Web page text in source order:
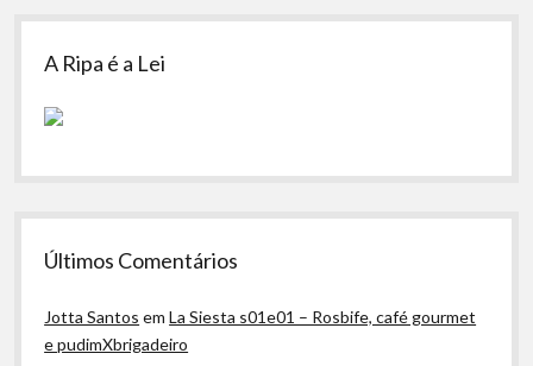
A Ripa é a Lei
Últimos Comentários
Jotta Santos emLa Siesta s01e01 – Rosbife, café gourmet
e pudimXbrigadeiro